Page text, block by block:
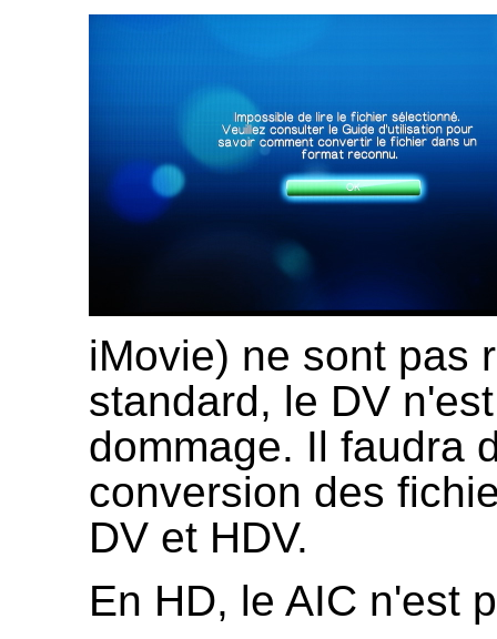
iMovie) ne sont pas
standard, le DV
dommage. Il faudra
conversion des
DV et HDV.
En HD, le AIC n'est